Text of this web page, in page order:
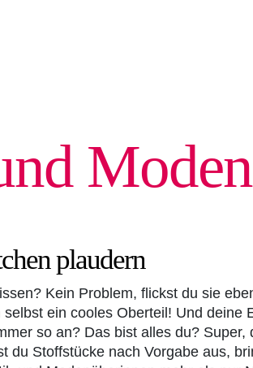
plaudern
Kein Problem, flickst du sie
ein cooles Oberteil! Und
so an? Das bist alles du?
du Stoffstücke nach Vorgabe aus,